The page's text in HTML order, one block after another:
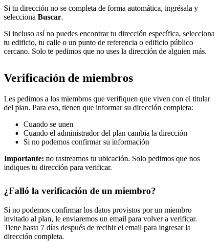
Si tu dirección no se completa de forma automática, ingrésala y
selecciona Buscar.
Si incluso así no puedes encontrar tu dirección específica, selecciona
tu edificio, tu calle o un punto de referencia o edificio público
cercano. Solo te pedimos que no uses la dirección de alguien más.
Verificación de miembros
Les pedimos a los miembros que verifiquen que viven con el titular
del plan. Para eso, tienen que informar su dirección completa:
Cuando se unen
Cuando el administrador del plan cambia la dirección
Si no podemos confirmar su información
Importante: no rastreamos tu ubicación. Solo pedimos que nos
indiques tu dirección para verificar.
¿Falló la verificación de un miembro?
Si no podemos confirmar los datos provistos por un miembro
invitado al plan, le enviaremos un email para volver a verificar.
Tiene hasta 7 días después de recibir el email para ingresar la
dirección completa.